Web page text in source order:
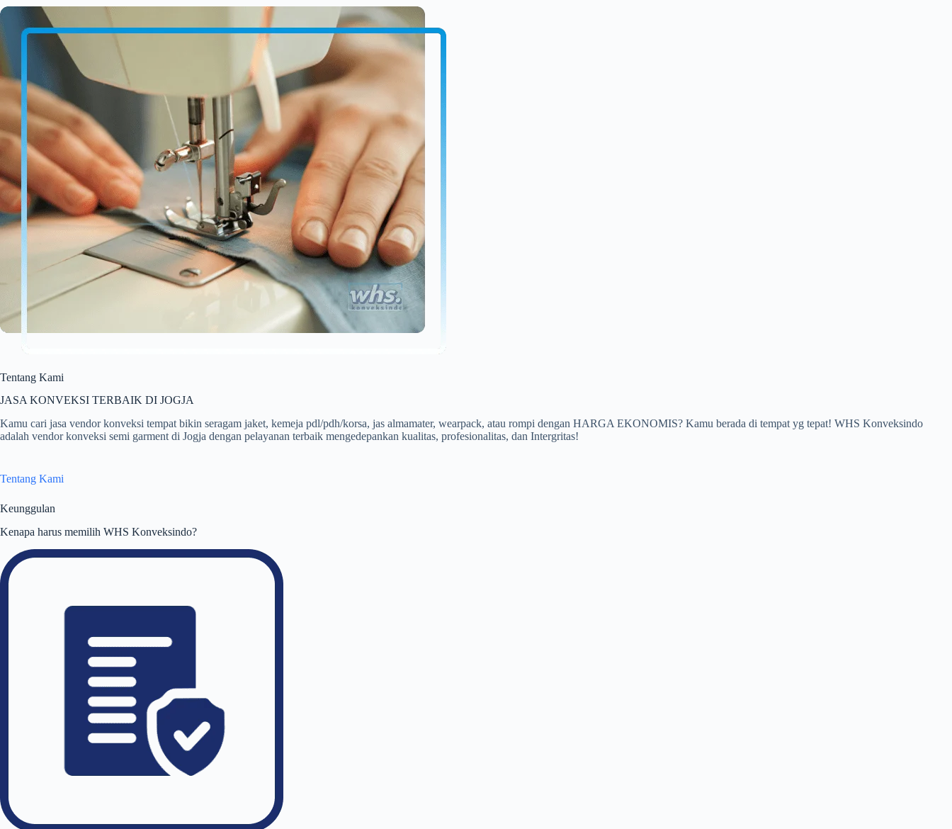
Tentang Kami
JASA KONVEKSI TERBAIK DI JOGJA
Kamu cari jasa vendor konveksi tempat bikin seragam jaket, kemeja pdl/pdh/korsa, jas almamater, wearpack, atau rompi dengan HARGA EKONOMIS? Kamu berada di tempat yg tepat! WHS Konveksindo
adalah vendor konveksi semi garment di Jogja dengan pelayanan terbaik mengedepankan kualitas, profesionalitas, dan Intergritas!
Tentang Kami
Keunggulan
Kenapa harus memilih WHS Konveksindo?